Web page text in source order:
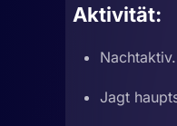
Aktivität:
Jagt